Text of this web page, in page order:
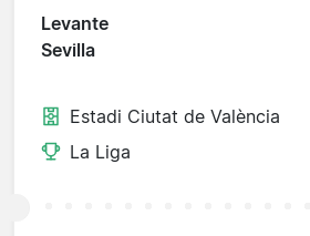
Levante
Sevilla
Estadi Ciutat de València
La Liga